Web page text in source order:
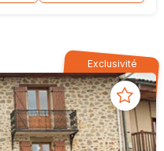
Exclusivité